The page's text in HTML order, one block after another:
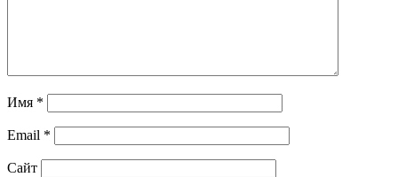
Имя *
Email *
Сайт